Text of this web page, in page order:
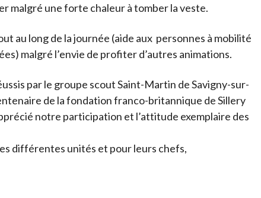
malgré une forte chaleur à tomber la veste.
au long de la journée (aide aux personnes à mobilité
malgré l’envie de profiter d’autres animations.
par le groupe scout Saint-Martin de Savigny-sur-
de la fondation franco-britannique de Sillery
notre participation et l’attitude exemplaire des
différentes unités et pour leurs chefs,